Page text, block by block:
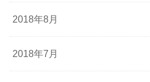
2018年8月
2018年7月